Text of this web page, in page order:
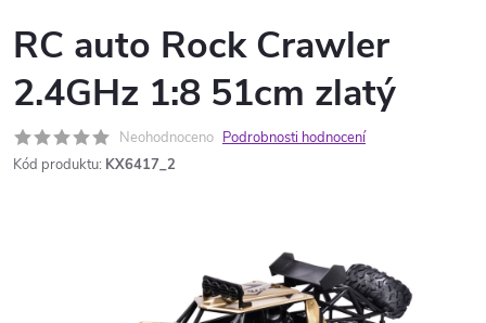
RC auto Rock Crawler
2.4GHz 1:8 51cm zlatý
Neohodnoceno Podrobnosti hodnocení
Kód produktu: KX6417_2